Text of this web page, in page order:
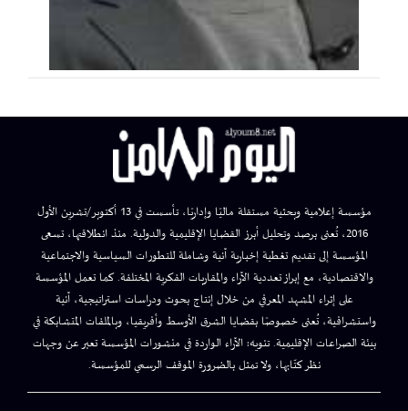
مؤسسة إعلامية وبحثية مستقلة ماليًا وإداريًا، تأسست في 13 أكتوبر/تشرين الأول
2016، تُعنى برصد وتحليل أبرز القضايا الإقليمية والدولية. منذ انطلاقتها، تسعى
المؤسسة إلى تقديم تغطية إخبارية آنية وشاملة للتطورات السياسية والاجتماعية
والاقتصادية، مع إبراز تعددية الآراء والمقاربات الفكرية المختلفة. كما تعمل المؤسسة
على إثراء المشهد المعرفي من خلال إنتاج بحوث ودراسات استراتيجية، آنية
واستشرافية، تُعنى خصوصًا بقضايا الشرق الأوسط وأفريقيا، وبالملفات المتشابكة في
بيئة الصراعات الإقليمية. تنويه: الآراء الواردة في منشورات المؤسسة تعبر عن وجهات
نظر كتّابها، ولا تمثل بالضرورة الموقف الرسمي للمؤسسة.